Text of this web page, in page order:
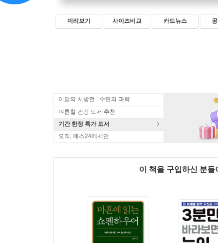
미리보기 사이즈비교 카드뉴스
이달의 처방전 : 수면의 과학
여름철 건강 도서 추천
기간 한정 특가 도서
오직, 예스24에서만
이 책을 구입하신 분